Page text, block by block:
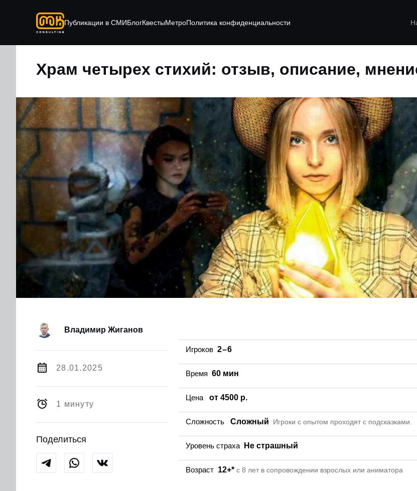
Публикации в СМИБлогКвестыМетроПолитика конфиденциальности
Храм четырех стихий: отзыв, описание,
Владимир Жиганов
28.01.2025
1 минуту
Поделиться
Игроков 2 – 6
Время 60 мин
Цена от 4500 р.
Сложность Сложный Игроки с опытом проходят с подсказками.
Уровень страха Не страшный
Возраст 12+* с 8 лет в сопровождении взрослых или аниматора